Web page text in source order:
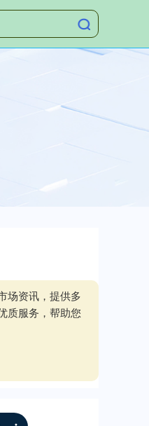
场资讯，提供多
质服务，帮助您